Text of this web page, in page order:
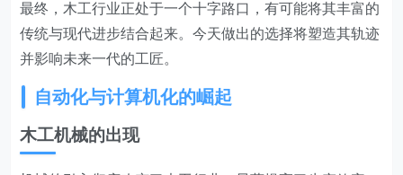
最终，木工行业正处于一个十字路口，有可能将其丰富的
传统与现代进步结合起来。今天做出的选择将塑造其轨迹
并影响未来一代的工匠。
自动化与计算机化的崛起
木工机械的出现